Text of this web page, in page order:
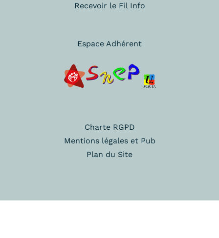
Recevoir le Fil Info
Espace Adhérent
Charte RGPD
Mentions légales et Pub
Plan du Site